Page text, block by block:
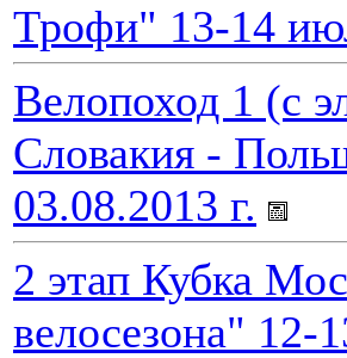
Трофи" 13-14
Велопоход 1 (c
Словакия -
03.08.2013 г.
2 этап Кубка
велосезона" 12-